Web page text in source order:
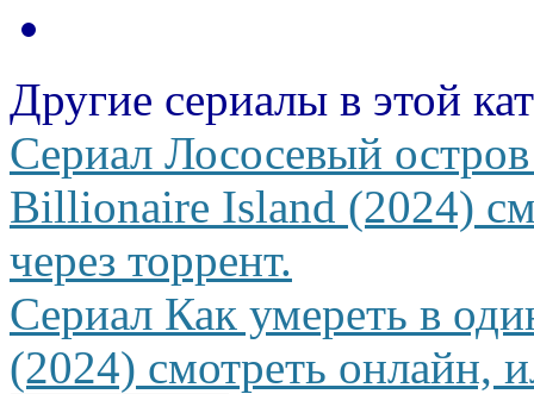
Другие сериалы в этой
Сериал Лососевый
Billionaire Island (2024)
через торрент.
Сериал Как умереть в
(2024) смотреть онлайн,